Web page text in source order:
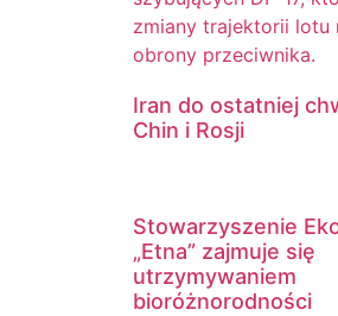
Iran do ostatniej
Chin i Rosji
Stowarzyszenie
„Etna” zajmuje się
utrzymywaniem
bioróżnorodności